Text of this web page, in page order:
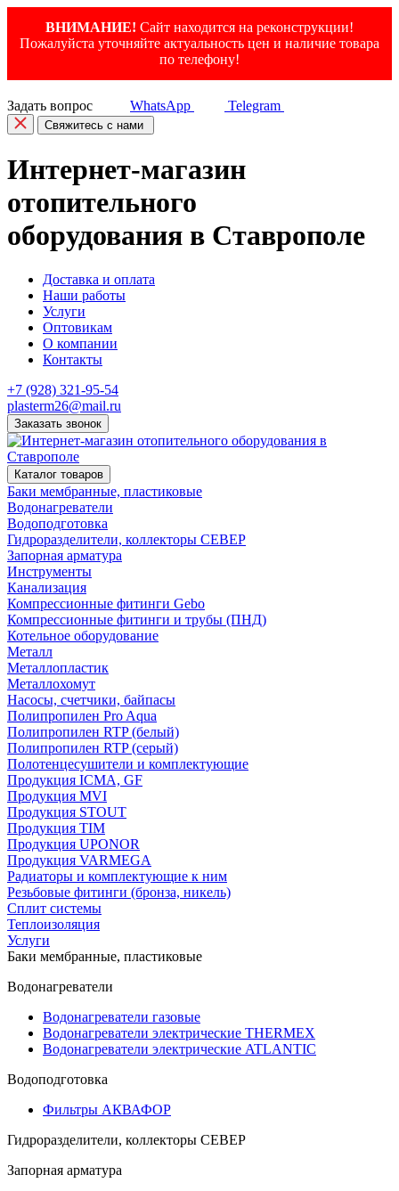
ВНИМАНИЕ! Сайт находится на реконструкции!
Пожалуйста уточняйте актуальность цен и наличие товара
по телефону!
Задать вопрос WhatsApp Telegram
Свяжитесь с нами
Интернет-магазин
отопительного
оборудования в Ставрополе
Доставка и оплата
Наши работы
Услуги
Оптовикам
О компании
Контакты
+7 (928) 321-95-54
plasterm26@mail.ru
Заказать звонок
Каталог товаров
Баки мембранные, пластиковые
Водонагреватели
Водоподготовка
Гидроразделители, коллекторы СЕВЕР
Запорная арматура
Инструменты
Канализация
Компрессионные фитинги Gebo
Компрессионные фитинги и трубы (ПНД)
Котельное оборудование
Металл
Металлопластик
Металлохомут
Насосы, счетчики, байпасы
Полипропилен Pro Aqua
Полипропилен RTP (белый)
Полипропилен RTP (серый)
Полотенцесушители и комплектующие
Продукция ICMA, GF
Продукция MVI
Продукция STOUT
Продукция TIM
Продукция UPONOR
Продукция VARMEGA
Радиаторы и комплектующие к ним
Резьбовые фитинги (бронза, никель)
Сплит системы
Теплоизоляция
Услуги
Баки мембранные, пластиковые
Водонагреватели
Водонагреватели газовые
Водонагреватели электрические THERMEX
Водонагреватели электрические ATLANTIC
Водоподготовка
Фильтры АКВАФОР
Гидроразделители, коллекторы СЕВЕР
Запорная арматура